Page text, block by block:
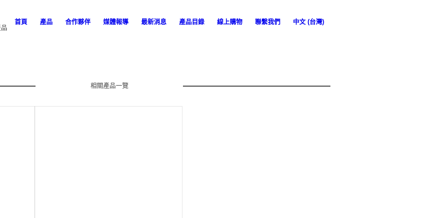
首頁 產品 合作夥伴 媒體報導 最新消息 產品目錄 線上購物 聯繫我們
中文 (台灣)
相關產品一覽